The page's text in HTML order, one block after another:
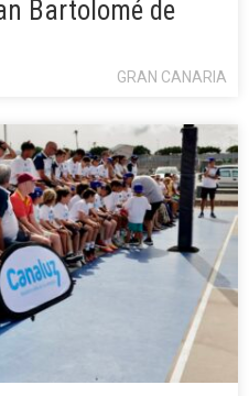
Bartolomé de
GRAN CANARIA